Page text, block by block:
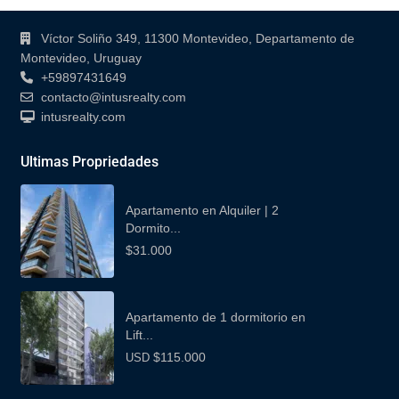
Víctor Soliño 349, 11300 Montevideo, Departamento de
Montevideo, Uruguay
+59897431649
contacto@intusrealty.com
intusrealty.com
Ultimas Propriedades
Apartamento en Alquiler | 2
Dormito...
$31.000
Apartamento de 1 dormitorio en
Lift...
USD$115.000